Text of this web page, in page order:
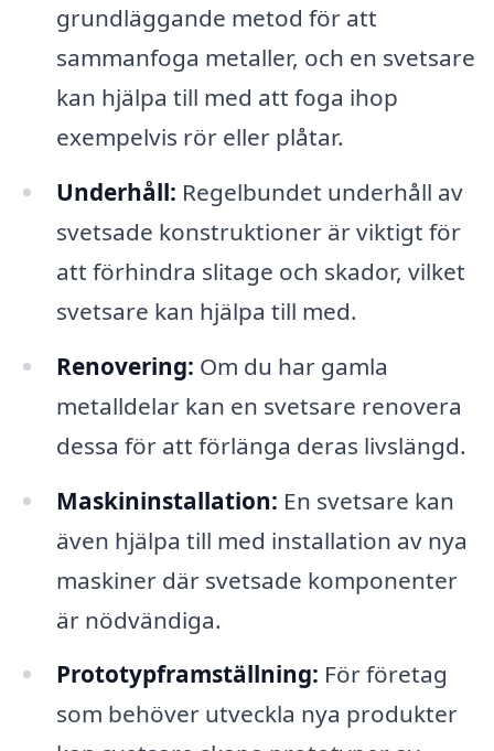
grundläggande metod för att
sammanfoga metaller, och en svetsare
kan hjälpa till med att foga ihop
exempelvis rör eller plåtar.
Underhåll: Regelbundet underhåll av
svetsade konstruktioner är viktigt för
att förhindra slitage och skador, vilket
svetsare kan hjälpa till med.
Renovering: Om du har gamla
metalldelar kan en svetsare renovera
dessa för att förlänga deras livslängd.
Maskininstallation: En svetsare kan
även hjälpa till med installation av nya
maskiner där svetsade komponenter
är nödvändiga.
Prototypframställning: För företag
som behöver utveckla nya produkter